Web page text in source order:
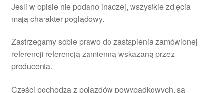
Jeśli w opisie nie podano inaczej, wszystkie zdjęcia
mają charakter poglądowy.
Zastrzegamy sobie prawo do zastąpienia zamówionej
referencji referencją zamienną wskazaną przez
producenta.
Części pochodzą z pojazdów powypadkowych, są